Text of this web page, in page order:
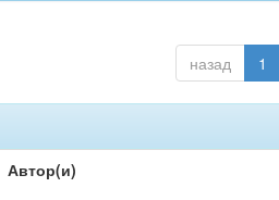
назад 1
Автор(и)